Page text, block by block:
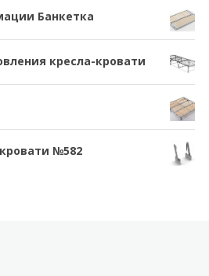
Банкетка
кресла-кровати
№582